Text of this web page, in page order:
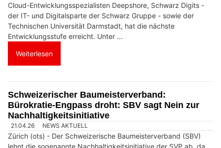
Cloud-Entwicklungsspezialisten Deepshore, Schwarz Digits -
der IT- und Digitalsparte der Schwarz Gruppe - sowie der
Technischen Universität Darmstadt, hat die nächste
Entwicklungsstufe erreicht. Unter ...
Weiterlesen
Schweizerischer Baumeisterverband:
Bürokratie-Engpass droht: SBV sagt Nein zur
Nachhaltigkeitsinitiative
21.04.26 NEWS AKTUELL
Zürich (ots) - Der Schweizerische Baumeisterverband (SBV)
lehnt die sogenannte Nachhaltigkeitsinitiative der SVP ab, da